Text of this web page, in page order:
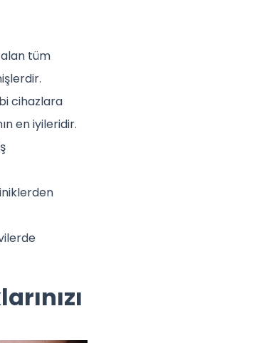
tüm
cihazlara
en iyileridir.